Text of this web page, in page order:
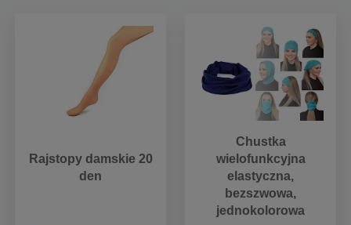
Rajstopy damskie 20
den
Chustka
wielofunkcyjna
elastyczna,
bezszwowa,
jednokolorowa